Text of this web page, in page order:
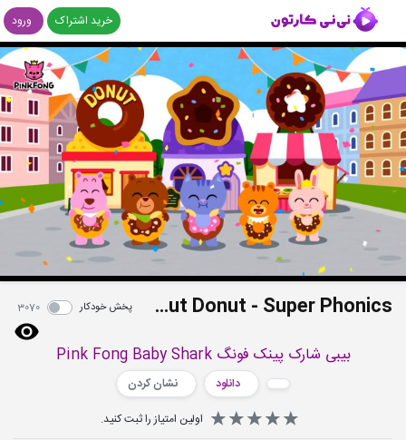
خرید اشتراک ورود
Coconut Donut - Super Phonics پخش خودکار 3070
بیبی شارک پینک فونگ Pink Fong Baby Shark
دانلود
نشان کردن
اولین امتیاز را ثبت کنید.